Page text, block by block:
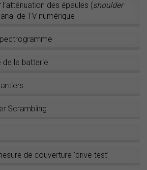
des épaules (shoulder
de TV numérique
de la batterie
Scrambling
de couverture ‘drive test’